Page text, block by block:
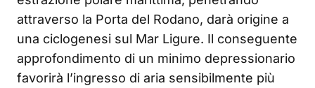
attraverso la Porta del Rodano, darà origine a
una ciclogenesi sul Mar Ligure. Il conseguente
approfondimento di un minimo depressionario
favorirà l’ingresso di aria sensibilmente più